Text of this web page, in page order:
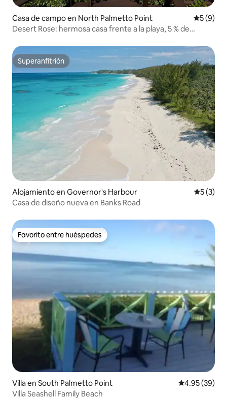
Casa de campo en North Palmetto Point
5 (9)
Desert Rose: hermosa casa frente a la playa, 5 % de
Superanfitrión
Superanfitrión
Alojamiento en Governor's Harbour
5 (3)
Casa de diseño nueva en Banks Road
Favorito entre huéspedes
Favorito entre huéspedes
Villa en South Palmetto Point Calificación
4.95 (39)
Villa Seashell Family Beach